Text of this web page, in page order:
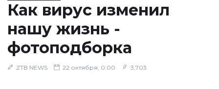
Как вирус изменил
нашу жизнь -
фотоподборка
ZTB NEWS 22 октября, 0:00 3,703